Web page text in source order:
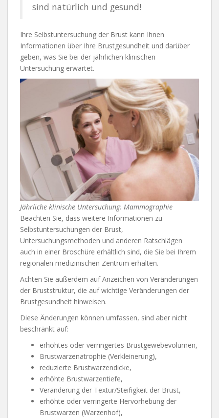
sind natürlich und gesund!
Ihre Selbstuntersuchung der Brust kann Ihnen
Informationen über Ihre Brustgesundheit und darüber
geben, was Sie bei der jährlichen klinischen
Untersuchung erwartet.
Jährliche klinische Untersuchung: Mammographie
Beachten Sie, dass weitere Informationen zu
Selbstuntersuchungen der Brust,
Untersuchungsmethoden und anderen Ratschlägen
auch in einer Broschüre erhältlich sind, die Sie bei Ihrem
regionalen medizinischen Zentrum erhalten.
Achten Sie außerdem auf Anzeichen von Veränderungen
der Bruststruktur, die auf wichtige Veränderungen der
Brustgesundheit hinweisen.
Diese Änderungen können umfassen, sind aber nicht
beschränkt auf:
erhöhtes oder verringertes Brustgewebevolumen,
Brustwarzenatrophie (Verkleinerung),
reduzierte Brustwarzendicke,
erhöhte Brustwarzentiefe,
Veränderung der Textur/Steifigkeit der Brust,
erhöhte oder verringerte Hervorhebung der
Brustwarzen (Warzenhof),